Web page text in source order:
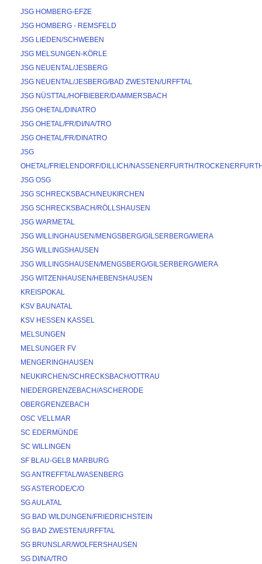
JSG HOMBERG-EFZE
JSG HOMBERG - REMSFELD
JSG LIEDEN/SCHWEBEN
JSG MELSUNGEN-KÖRLE
JSG NEUENTAL/JESBERG
JSG NEUENTAL/JESBERG/BAD ZWESTEN/URFFTAL
JSG NÜSTTAL/HOFBIEBER/DAMMERSBACH
JSG OHETAL/DINATRO
JSG OHETAL/FR/DI/NA/TRO
JSG OHETAL/FR/DINATRO
JSG
OHETAL/FRIELENDORF/DILLICH/NASSENERFURTH/
JSG OSG
JSG SCHRECKSBACH/NEUKIRCHEN
JSG SCHRECKSBACH/RÖLLSHAUSEN
JSG WARMETAL
JSG WILLINGHAUSEN/MENGSBERG/GILSERBERG/WIERA
JSG WILLINGSHAUSEN
JSG WILLINGSHAUSEN/MENGSBERG/GILSERBERG/WIERA
JSG WITZENHAUSEN/HEBENSHAUSEN
KREISPOKAL
KSV BAUNATAL
KSV HESSEN KASSEL
MELSUNGEN
MELSUNGER FV
MENGERINGHAUSEN
NEUKIRCHEN/SCHRECKSBACH/OTTRAU
NIEDERGRENZEBACH/ASCHERODE
OBERGRENZEBACH
OSC VELLMAR
SC EDERMÜNDE
SC WILLINGEN
SF BLAU-GELB MARBURG
SG ANTREFFTAL/WASENBERG
SG ASTERODE/C/O
SG AULATAL
SG BAD WILDUNGEN/FRIEDRICHSTEIN
SG BAD ZWESTEN/URFFTAL
SG BRUNSLAR/WOLFERSHAUSEN
SG DI/NA/TRO